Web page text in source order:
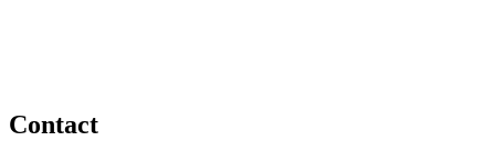
Contact